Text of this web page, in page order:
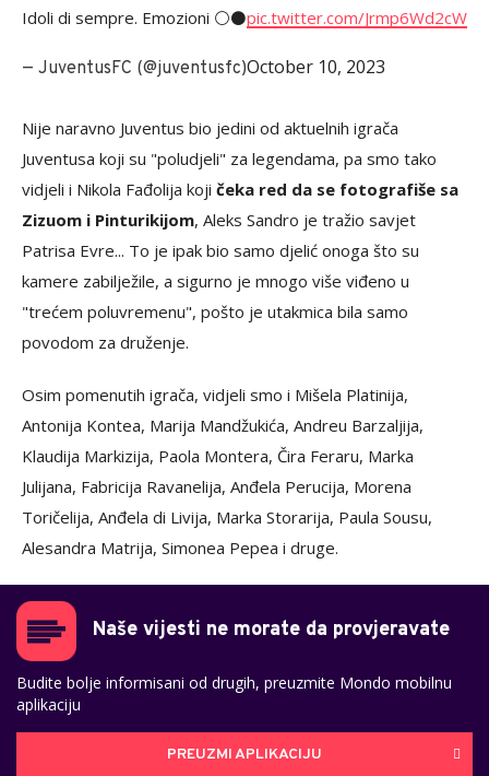
Idoli di sempre. Emozioni ⚪️⚫️pic.twitter.com/Jrmp6Wd2cW
— JuventusFC (@juventusfc)October 10, 2023
Nije naravno Juventus bio jedini od aktuelnih igrača
Juventusa koji su "poludjeli" za legendama, pa smo tako
vidjeli i Nikola Fađolija koji čeka red da se fotografiše sa
Zizuom i Pinturikijom, Aleks Sandro je tražio savjet
Patrisa Evre... To je ipak bio samo djelić onoga što su
kamere zabilježile, a sigurno je mnogo više viđeno u
"trećem poluvremenu", pošto je utakmica bila samo
povodom za druženje.
Osim pomenutih igrača, vidjeli smo i Mišela Platinija,
Antonija Kontea, Marija Mandžukića, Andreu Barzaljija,
Klaudija Markizija, Paola Montera, Čira Feraru, Marka
Julijana, Fabricija Ravanelija, Anđela Perucija, Morena
Toričelija, Anđela di Livija, Marka Storarija, Paula Sousu,
Alesandra Matrija, Simonea Pepea i druge.
Naše vijesti ne morate da provjeravate
Budite bolje informisani od drugih, preuzmite Mondo mobilnu
aplikaciju
PREUZMI APLIKACIJU